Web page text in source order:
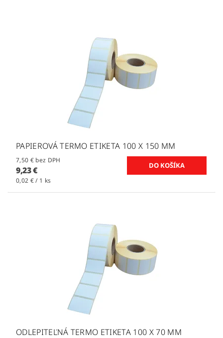
PAPIEROVÁ TERMO ETIKETA 100 X 150 MM
7,50 € bez DPH
9,23 €
0,02 € / 1 ks
ODLEPITEĽNÁ TERMO ETIKETA 100 X 70 MM